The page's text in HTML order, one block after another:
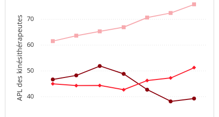
APL des kinésithérapeutes 40
50
60
70